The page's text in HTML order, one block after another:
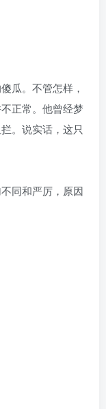
瓜。不管怎样，
正常。他曾经梦
。说实话，这只
同和严厉，原因